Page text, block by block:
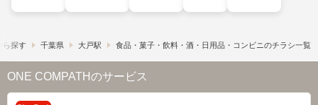
ら探す 千葉県 大戸駅 食品・菓子・飲料・酒・日用品・コンビニのチラシ一覧
ONE COMPATHのサービス